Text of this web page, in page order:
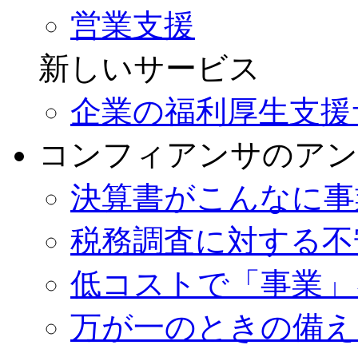
営業支援
新しいサービス
企業の福利厚生支
コンフィアンサのア
決算書がこんなに
税務調査に対する
低コストで「事業
万が一のときの備